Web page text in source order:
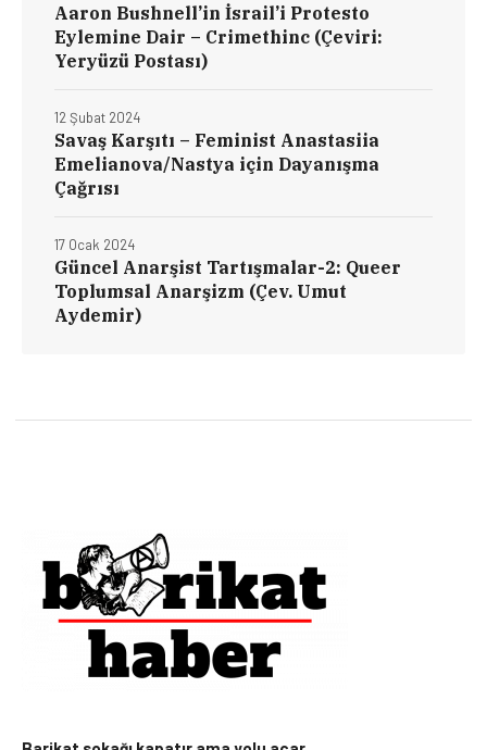
Aaron Bushnell’in İsrail’i Protesto
Eylemine Dair – Crimethinc (Çeviri:
Yeryüzü Postası)
Savaş Karşıtı – Feminist Anastasiia
Emelianova/Nastya için Dayanışma
Çağrısı
12 Şubat 2024
Güncel Anarşist Tartışmalar-2: Queer
Toplumsal Anarşizm (Çev. Umut
Aydemir)
17 Ocak 2024